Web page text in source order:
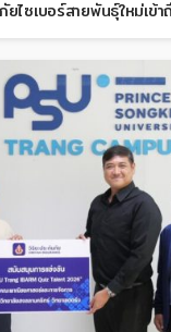
ไซเบอร์สายพันธุ์ใหม่เข้า